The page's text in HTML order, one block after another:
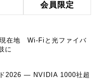
会員限定
在地 Wi-Fiと光ファイバ
に
2026 ― NVIDIA 1000社超